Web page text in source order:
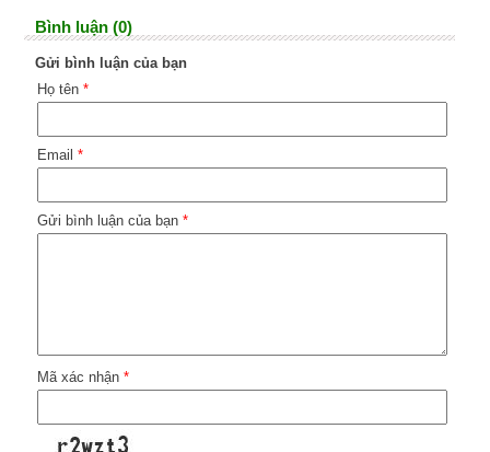
Bình luận (0)
Gửi bình luận của bạn
Họ tên *
Email *
Gửi bình luận của bạn *
Mã xác nhận *